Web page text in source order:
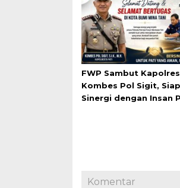
FWP Sambut
Kombes Pol Sigit,
Sinergi dengan Insan
Komentar